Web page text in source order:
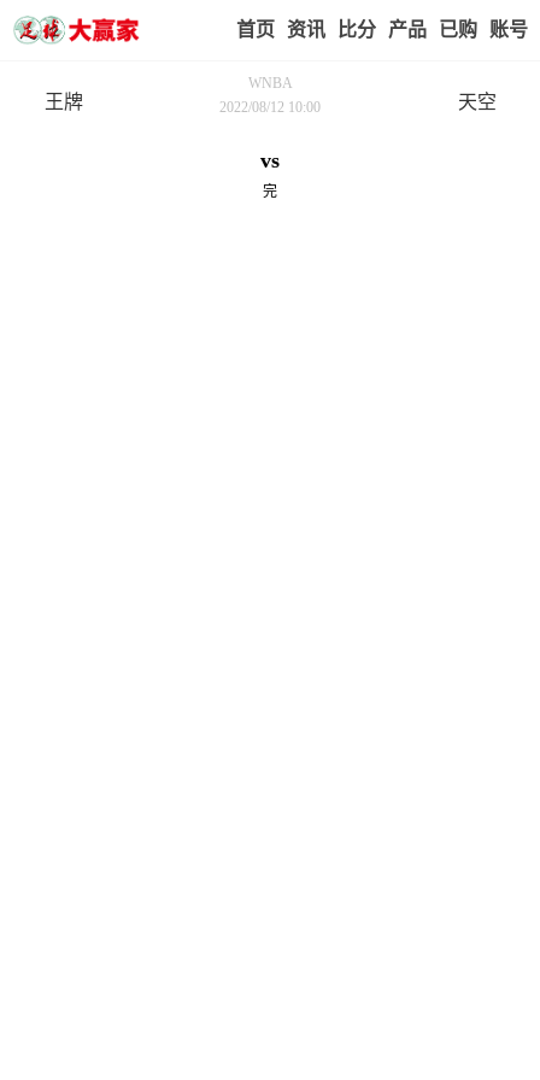
首页 赢家视点赛事比分实战版入口
我的
WNBA
2022/08/12 10:00
vs
完
王牌 天空